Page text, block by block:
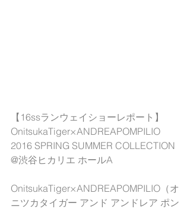
【16ssランウェイショーレポート】
OnitsukaTiger×ANDREAPOMPILIO
2016 SPRING SUMMER COLLECTION
@渋谷ヒカリエ ホールA
OnitsukaTiger×ANDREAPOMPILIO（オ
ニツカタイガー アンド アンドレア ポン